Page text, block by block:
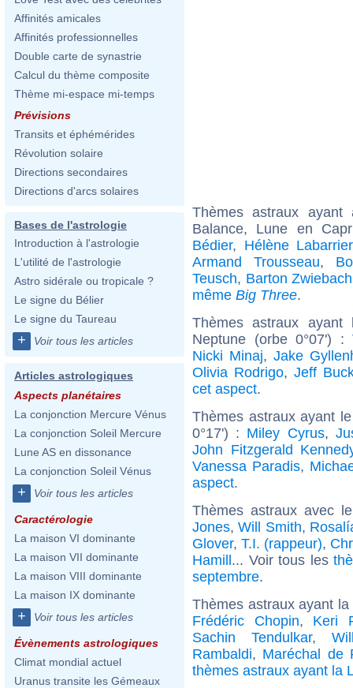
Affinités amicales
Affinités professionnelles
Double carte de synastrie
Calcul du thème composite
Thème mi-espace mi-temps
Prévisions
Transits et éphémérides
Révolution solaire
Directions secondaires
Directions d'arcs solaires
Bases de l'astrologie
Introduction à l'astrologie
L'utilité de l'astrologie
Astro sidérale ou tropicale ?
Le signe du Bélier
Le signe du Taureau
+ Voir tous les articles
Articles astrologiques
Aspects planétaires
La conjonction Mercure Vénus
La conjonction Soleil Mercure
Lune AS en dissonance
La conjonction Soleil Vénus
+ Voir tous les articles
Caractérologie
La maison VI dominante
La maison VII dominante
La maison VIII dominante
La maison IX dominante
+ Voir tous les articles
Évènements astrologiques
Climat mondial actuel
Uranus transite les Gémeaux
Thèmes astraux
Balance, Lune en
Bédier, Hélène
Armand Trousseau,
Teusch, Barton Zwiebach
même Big Three.
Thèmes astraux ayant
Neptune (orbe 0°07') :
Nicki Minaj, Jake
Olivia Rodrigo, Jeff
cet aspect.
Thèmes astraux ayant
0°17') : Miley Cyrus,
John Fitzgerald
Vanessa Paradis,
aspect.
Thèmes astraux avec
Jones,Will Smith,
Glover,T.I. (rappeur),
Hamill... Voir tous les
septembre.
Thèmes astraux ayant
Frédéric Chopin, Keri
Sachin Tendulkar,
Rambaldi, Maréchal de
thèmes astraux ayant la